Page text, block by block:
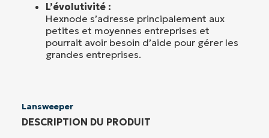
L’évolutivité :
Hexnode s’adresse principalement aux
petites et moyennes entreprises et
pourrait avoir besoin d’aide pour gérer les
grandes entreprises.
Lansweeper
DESCRIPTION DU PRODUIT